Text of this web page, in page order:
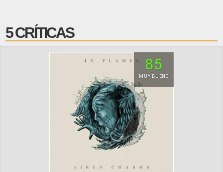
5 CRÍTICAS
85
MUY BUENO